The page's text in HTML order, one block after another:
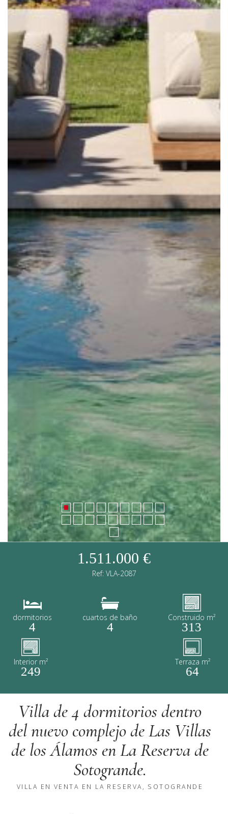
1.511.000 €
Ref: VLA-2087
dormitorios
4
cuartos de baño
4
Construido m²
313
Interior m²
249
Terraza m²
64
Villa de 4 dormitorios dentro
del nuevo complejo de Las Villas
de los Álamos en La Reserva de
Sotogrande.
VILLA EN VENTA EN LA RESERVA, SOTOGRANDE